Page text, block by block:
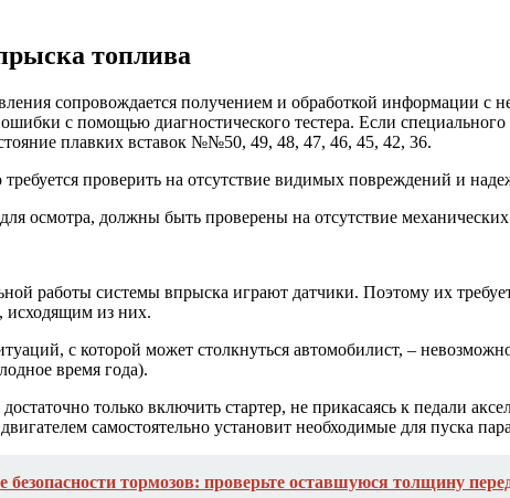
топлива
сопровождается получением и обработкой информации
с помощью диагностического тестера. Если
плавких вставок №№50, 49, 48, 47, 46, 45, 42, 36.
проверить на отсутствие видимых повреждений и
осмотра, должны быть проверены на отсутствие
работы системы впрыска играют датчики. Поэтому их
исходящим из них.
с которой может столкнуться автомобилист, –
время года).
только включить стартер, не прикасаясь к педали
самостоятельно установит необходимые для пуска
безопасности тормозов: проверьте оставшуюся толщину